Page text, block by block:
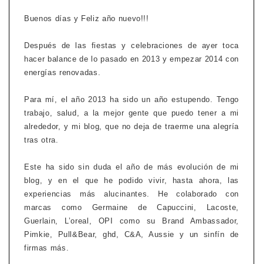
Buenos días y Feliz año nuevo!!!
Después de las fiestas y celebraciones de ayer toca
hacer balance de lo pasado en 2013 y empezar 2014 con
energías renovadas.
Para mí, el año 2013 ha sido un año estupendo. Tengo
trabajo, salud, a la mejor gente que puedo tener a mi
alrededor, y mi blog, que no deja de traerme una alegría
tras otra.
Este ha sido sin duda el año de más evolución de mi
blog, y en el que he podido vivir, hasta ahora, las
experiencias más alucinantes. He colaborado con
marcas como Germaine de Capuccini, Lacoste,
Guerlain, L’oreal, OPI como su Brand Ambassador,
Pimkie, Pull&Bear, ghd, C&A, Aussie y un sinfín de
firmas más.